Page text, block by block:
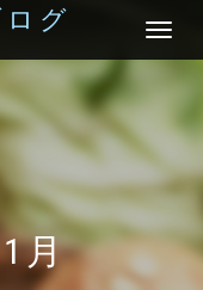
グ
ナ
ン
切
え
月